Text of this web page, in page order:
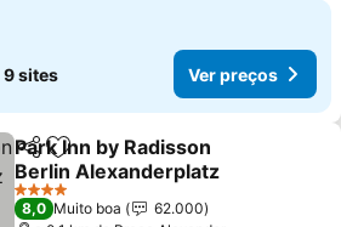
9 sites Ver preços
PartilharAdicionar aos favoritos
Park Inn by Radisson
Berlin Alexanderplatz
4 Estrelas
8,0 Muito boa
62.000